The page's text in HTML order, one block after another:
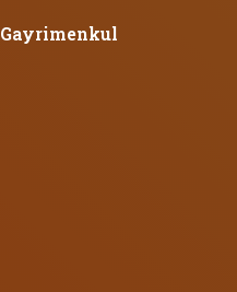
Gayrimenkul